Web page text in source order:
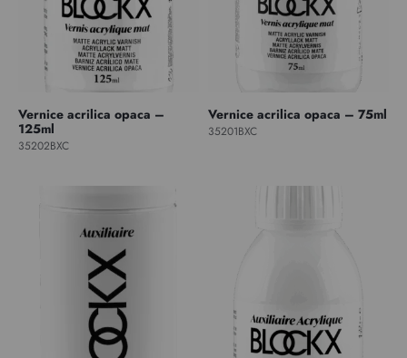
Vernice acrilica opaca –
125ml
35202BXC
Vernice acrilica opaca – 75ml
35201BXC